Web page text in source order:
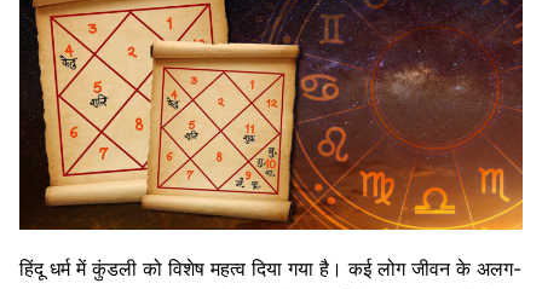
हिंदू धर्म में कुंडली को विशेष महत्व दिया गया है। कई लोग जीवन के अलग-